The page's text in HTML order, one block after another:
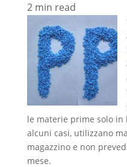
2min read
le materie prime solo in
alcuni casi, utilizzano
magazzino e non
mese.